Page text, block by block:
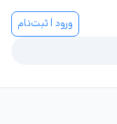
ورود | ثبت‌نام